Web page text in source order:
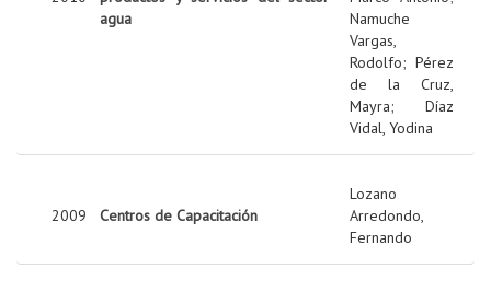
agua
Namuche
Vargas,
Rodolfo; Pérez
de la Cruz,
Mayra; Díaz
Vidal, Yodina
2009 Centros de Capacitación
Lozano
Arredondo,
Fernando